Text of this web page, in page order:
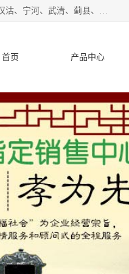
*主营范围：永安陵公墓,永乐园公墓,兰生园公墓,玉佛寺寝宫等墓地，覆盖天津市内及塘沽、大港、汉沽、宁河、武清、蓟县、静海、廊坊、北京、沧州等区域本中心由中国公墓网、天津公墓网、中国陵网、中国周易学会联合推举，我们的团队将会以优质的服务，竭诚为您服务，期待您的来电。
首页 产品中心